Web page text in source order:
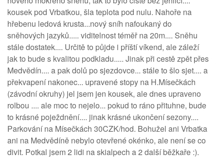
kousek pod Vrbatkou, šla teplota pod nulu. Nahoře na
hřebenu ledová krusta...nový sníh nafoukaný do
sněhových jazyků..... viditelnost téměř na 20m.... Sněhu
stále dostatek.... Určitě to půjde i příští víkend, ale záleží
jak to bude s kvalitou podkladu..... Jinak při cestě zpět přes
Medvědín.... a pak dolů po sjezdovce... stále to šlo sjet.... a
překvapení nakonec... upravené stopy na H.Mísečkách
(závodní okruhy) jel jsem jen kousek, ale dnes upraveno
rolbou .... ale moc to nejelo... pokud to ráno přituhne, bude
to krásné poježdnění.... jinak krásné ukončení sezony....
Parkování na Mísečkách 30CZK/hod. Bohužel ani Vrbatka
ani na Medvědíně nebylo otevřené okénko, ale není se co
divit. Potkal jsem 2 lidi na skialpech a 2 další běžkaře :).